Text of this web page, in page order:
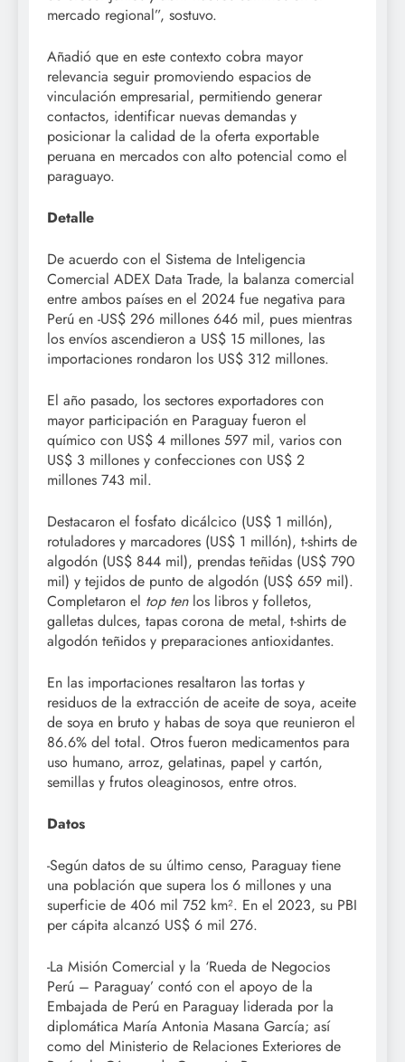
mercado regional”, sostuvo.
Añadió que en este contexto cobra mayor
relevancia seguir promoviendo espacios de
vinculación empresarial, permitiendo generar
contactos, identificar nuevas demandas y
posicionar la calidad de la oferta exportable
peruana en mercados con alto potencial como el
paraguayo.
Detalle
De acuerdo con el Sistema de Inteligencia
Comercial ADEX Data Trade, la balanza comercial
entre ambos países en el 2024 fue negativa para
Perú en -US$ 296 millones 646 mil, pues mientras
los envíos ascendieron a US$ 15 millones, las
importaciones rondaron los US$ 312 millones.
El año pasado, los sectores exportadores con
mayor participación en Paraguay fueron el
químico con US$ 4 millones 597 mil, varios con
US$ 3 millones y confecciones con US$ 2
millones 743 mil.
Destacaron el fosfato dicálcico (US$ 1 millón),
rotuladores y marcadores (US$ 1 millón), t-shirts de
algodón (US$ 844 mil), prendas teñidas (US$ 790
mil) y tejidos de punto de algodón (US$ 659 mil).
Completaron el top ten los libros y folletos,
galletas dulces, tapas corona de metal, t-shirts de
algodón teñidos y preparaciones antioxidantes.
En las importaciones resaltaron las tortas y
residuos de la extracción de aceite de soya, aceite
de soya en bruto y habas de soya que reunieron el
86.6% del total. Otros fueron medicamentos para
uso humano, arroz, gelatinas, papel y cartón,
semillas y frutos oleaginosos, entre otros.
Datos
-Según datos de su último censo, Paraguay tiene
una población que supera los 6 millones y una
superficie de 406 mil 752 km². En el 2023, su PBI
per cápita alcanzó US$ 6 mil 276.
-La Misión Comercial y la ‘Rueda de Negocios
Perú – Paraguay’ contó con el apoyo de la
Embajada de Perú en Paraguay liderada por la
diplomática María Antonia Masana García; así
como del Ministerio de Relaciones Exteriores de